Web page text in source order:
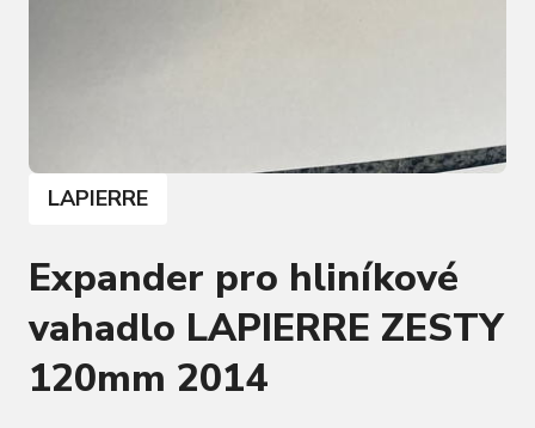
LAPIERRE
Expander pro hliníkové
vahadlo LAPIERRE ZESTY
120mm 2014